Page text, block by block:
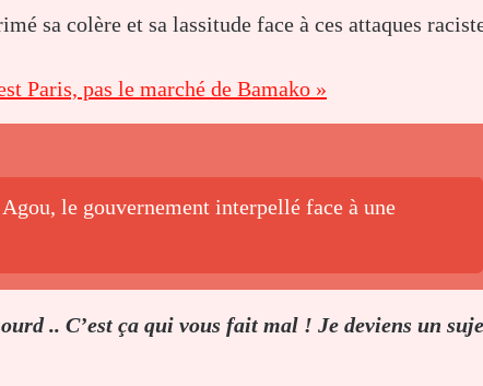
sa colère et sa lassitude face à ces attaques
Paris, pas le marché de Bamako »
le gouvernement interpellé face à une
.. C’est ça qui vous fait mal ! Je deviens un